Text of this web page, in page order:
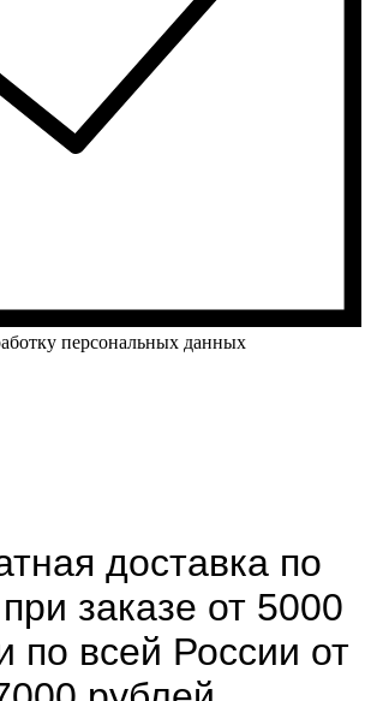
персональных данных
доставка по
заказе от 5000
по всей России от